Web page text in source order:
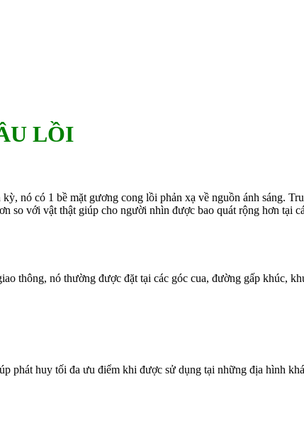
LỒI
nó có 1 bề mặt gương cong lồi phản xạ về nguồn ánh sáng.
so với vật thật giúp cho người nhìn được bao quát rộng hơn tại
thông, nó thường được đặt tại các góc cua, đường gấp khúc,
phát huy tối đa ưu điểm khi được sử dụng tại những địa hình